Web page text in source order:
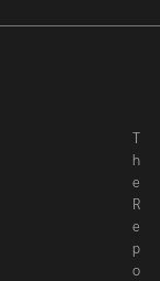
T
h
e
R
e
p
o